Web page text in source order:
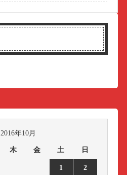
2016年10月
木 金 土 日
1 2